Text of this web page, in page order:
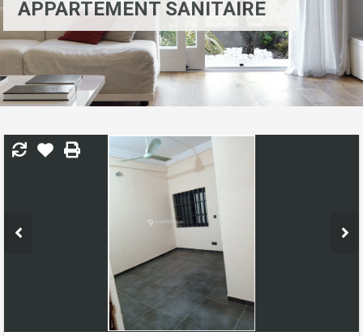
APPARTEMENT SANITAIRE